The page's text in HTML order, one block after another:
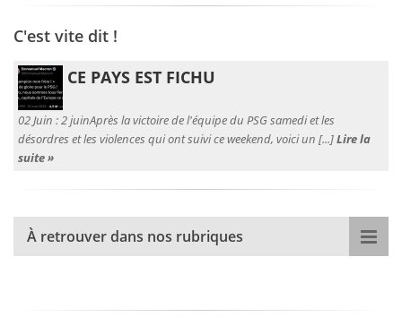
C'est vite dit !
CE PAYS EST FICHU
02 Juin :2 juinAprès la victoire de l'équipe du PSG samedi et les
désordres et les violences qui ont suivi ce weekend, voici un [...]Lire la
suite »
À retrouver dans nos rubriques